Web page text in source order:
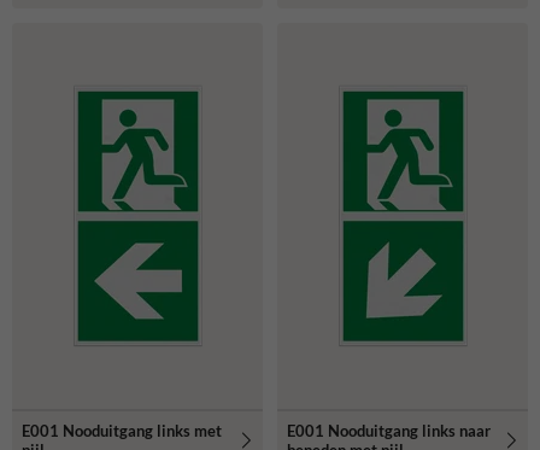
E001 Nooduitgang links met
E001 Nooduitgang links naar